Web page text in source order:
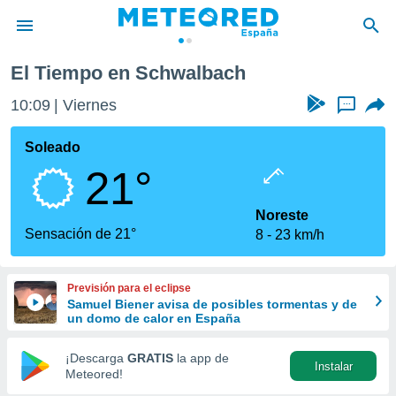
de
por
que se
calidad.
a este
las
y
forma
digital
basada
El Tiempo en Schwalbach
10:09 Viernes ...
Soleado
21°
Sensación de 21°
Noreste
8
23 km/h
Previsión para el eclipse
Samuel Biener avisa de posibles tormentas y de
un domo de calor en España
¡Descarga GRATIS la app de
Meteored!
Instalar